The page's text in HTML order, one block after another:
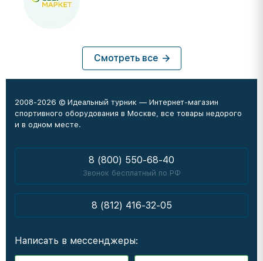
Смотреть все
2008-2026 © Идеальный турник — Интернет-магазин
спортивного оборудования в Москве, все товары недорого
и в одном месте.
8 (800) 550-68-40
Звонок бесплатный по РФ
8 (812) 416-32-05
Написать в мессенджеры: